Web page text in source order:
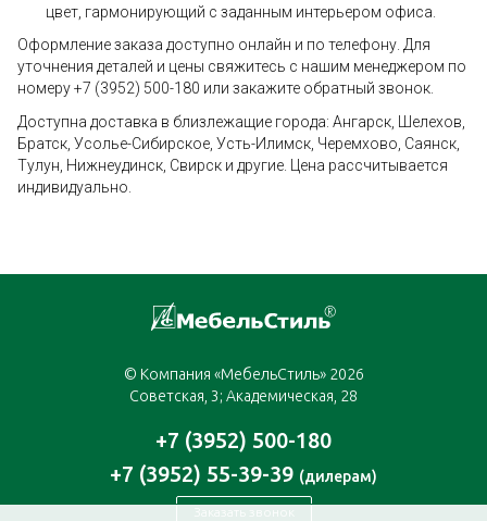
цвет, гармонирующий с заданным интерьером офиса.
Оформление заказа доступно онлайн и по телефону. Для
уточнения деталей и цены свяжитесь с нашим менеджером по
номеру +7 (3952) 500-180 или закажите обратный звонок.
Доступна доставка в близлежащие города: Ангарск, Шелехов,
Братск, Усолье-Сибирское, Усть-Илимск, Черемхово, Саянск,
Тулун, Нижнеудинск, Свирск и другие. Цена рассчитывается
индивидуально.
© Компания «МебельСтиль» 2026
Советская, 3; Академическая, 28
+7 (3952) 500-180
+7 (3952) 55-39-39 (дилерам)
Заказать звонок